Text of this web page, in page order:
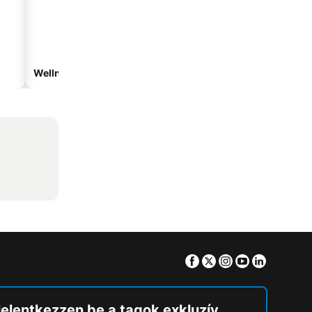
Wellnesshotelek
Facebook
TwitterInstagram
Youtube